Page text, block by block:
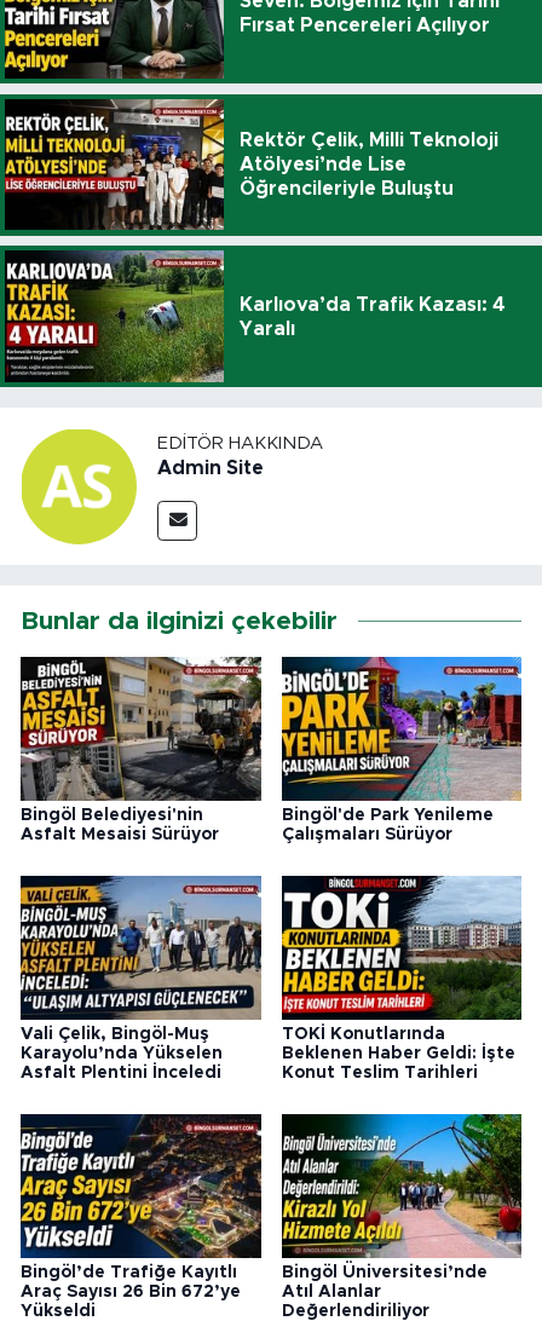
Fırsat Pencereleri Açılıyor
Rektör Çelik, Milli Teknoloji
Atölyesi’nde Lise
Öğrencileriyle Buluştu
Karlıova’da Trafik Kazası: 4
Yaralı
EDITÖR HAKKINDA
Admin Site
Bunlar da ilginizi çekebilir
Bingöl Belediyesi'nin
Asfalt Mesaisi Sürüyor
Bingöl'de Park Yenileme
Çalışmaları Sürüyor
Vali Çelik, Bingöl-Muş
Karayolu’nda Yükselen
Asfalt Plentini İnceledi
TOKİ Konutlarında
Beklenen Haber Geldi: İşte
Konut Teslim Tarihleri
Bingöl’de Trafiğe Kayıtlı
Araç Sayısı 26 Bin 672’ye
Yükseldi
Bingöl Üniversitesi’nde
Atıl Alanlar
Değerlendiriliyor